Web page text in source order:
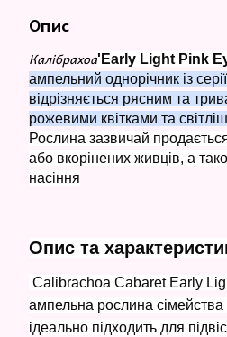
Опис
Калібрахоа'Early Light Pink
ампельний однорічник із
відрізняється рясним та
рожевими квітками та
Рослина зазвичай
або вкорінених живців, а
насіння
Oпис та
Calibrachoa Cabaret Early
ампельна рослина сімейства
ідеально підходить для